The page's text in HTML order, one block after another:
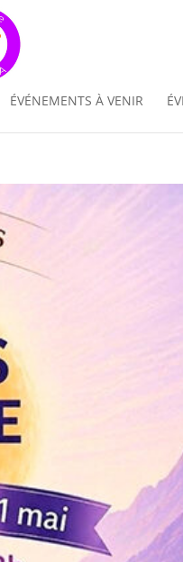
ÉVÉNEMENTS À VENIR